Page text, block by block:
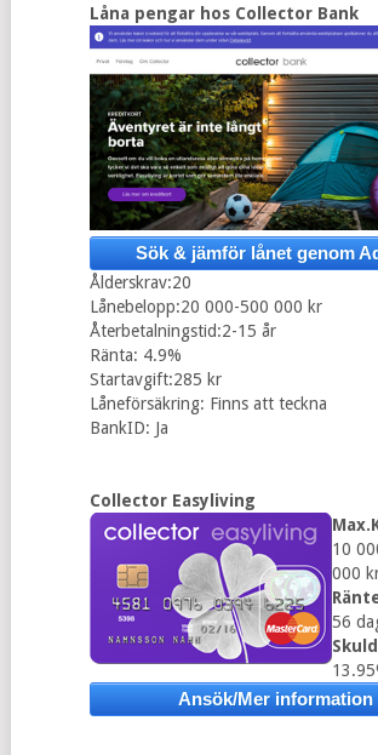
Låna pengar hos Collector Bank
Sök & jämför lånet genom
Ålderskrav:20
Lånebelopp:20 000-500 000 kr
Återbetalningstid:2-15 år
Ränta: 4.9%
Startavgift:285 kr
Låneförsäkring: Finns att teckna
BankID: Ja
Collector Easyliving
10
000
56
Ansök/Mer information